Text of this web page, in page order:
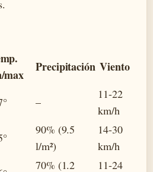
max
Precipitación Viento
–
11-22
km/h
90% (9.5
l/m²)
14-30
km/h
70% (1.2
11-24